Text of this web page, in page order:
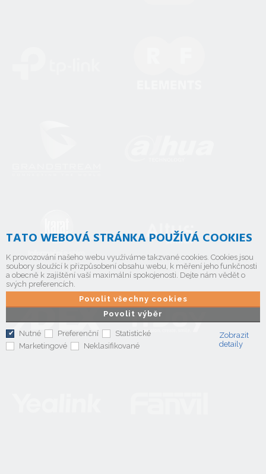
TATO WEBOVÁ STRÁNKA POUŽÍVÁ COOKIES
K provozování našeho webu využíváme takzvané cookies. Cookies jsou
soubory sloužící k přizpůsobení obsahu webu, k měření jeho funkčnosti
a obecně k zajištění vaší maximální spokojenosti. Dejte nám vědět o
svých preferencích.
Povolit výběr
Povolit všechny cookies
Nutné Preferenční
Statistické
Marketingové
Neklasifikované
Zobrazit
detaily